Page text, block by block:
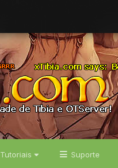
Tutoriais Suporte